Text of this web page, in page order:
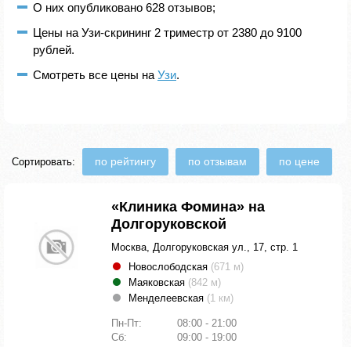
О них опубликовано 628 отзывов;
Цены на Узи-скрининг 2 триместр от 2380 до 9100
рублей.
Смотреть все цены на Узи.
Сортировать: по рейтингу по отзывам по цене
«Клиника Фомина» на
Долгоруковской
Москва, Долгоруковская ул., 17, стр. 1
Новослободская (671 м)
Маяковская (842 м)
Менделеевская (1 км)
Пн-Пт:
08:00 - 21:00
Сб:
09:00 - 19:00